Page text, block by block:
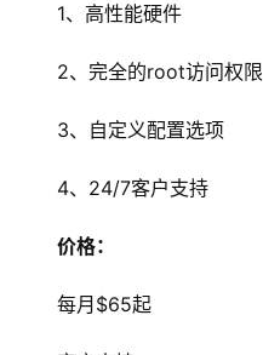
1、高性能硬件
2、完全的root访问权限
3、自定义配置选项
4、24/7客户支持
价格：
每月$65起